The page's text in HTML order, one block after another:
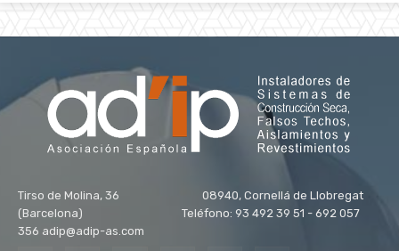
Tirso de Molina, 36 08940, Cornellá de Llobregat
(Barcelona) Teléfono: 93 492 39 51 - 692 057
356 adip@adip-as.com